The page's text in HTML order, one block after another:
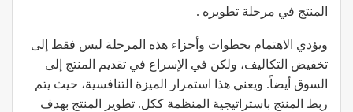
المنتج في مرحلة تطويره .
ويؤدي الاهتمام بخطوات وأجزاء هذه المرحلة ليس فقط إلى
تخفيض التكاليف، ولكن في الإسراع في تقديم المنتج إلى
السوق أيضاً. ويعني هذا استمرار الميزة التنافسية، حيث يتم
ربط المنتج باستراتيجية المنظمة ككل. تطوير المنتج بهدف